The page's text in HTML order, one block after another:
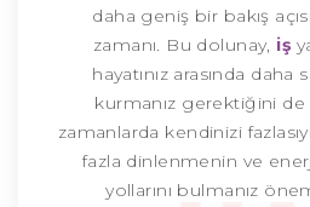
daha geniş bir bakış
zamanı. Bu dolunay, iş
hayatınız arasında daha
kurmanız gerektiğini de
zamanlarda kendinizi
fazla dinlenmenin ve
yollarını bulmanız